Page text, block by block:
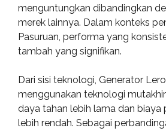
menguntungkan dibandingkan
merek lainnya. Dalam konteks
Pasuruan, performa yang
tambah yang signifikan.
Dari sisi teknologi, Generator
menggunakan teknologi
daya tahan lebih lama dan biaya
lebih rendah. Sebagai